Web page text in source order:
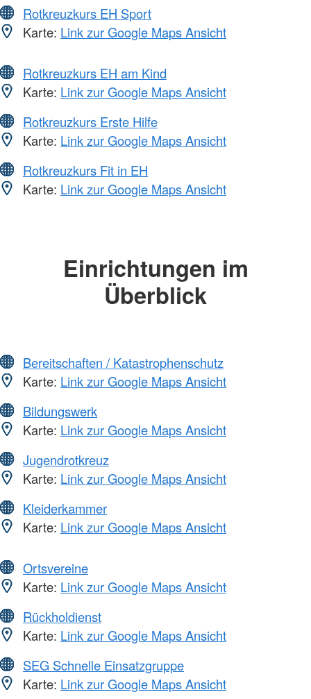
Rotkreuzkurs EH Sport
Karte: Link zur Google Maps Ansicht
Rotkreuzkurs EH am Kind
Karte: Link zur Google Maps Ansicht
Rotkreuzkurs Erste Hilfe
Karte: Link zur Google Maps Ansicht
Rotkreuzkurs Fit in EH
Karte: Link zur Google Maps Ansicht
Einrichtungen im
Überblick
Bereitschaften / Katastrophenschutz
Karte: Link zur Google Maps Ansicht
Bildungswerk
Karte: Link zur Google Maps Ansicht
Jugendrotkreuz
Karte: Link zur Google Maps Ansicht
Kleiderkammer
Karte: Link zur Google Maps Ansicht
Ortsvereine
Karte: Link zur Google Maps Ansicht
Rückholdienst
Karte: Link zur Google Maps Ansicht
SEG Schnelle Einsatzgruppe
Karte: Link zur Google Maps Ansicht